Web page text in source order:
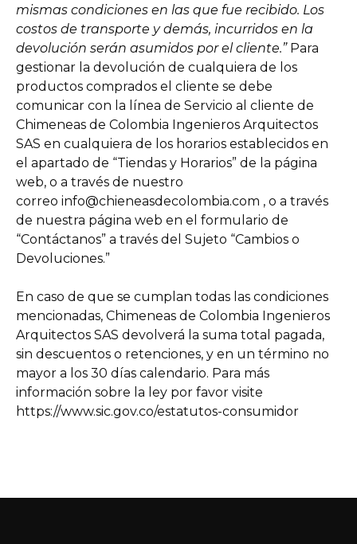
mismas condiciones en las que fue recibido. Los
costos de transporte y demás, incurridos en la
devolución serán asumidos por el cliente.”Para
gestionar la devolución de cualquiera de los
productos comprados el cliente se debe
comunicar con la línea de Servicio al cliente de
Chimeneas de Colombia Ingenieros Arquitectos
SAS en cualquiera de los horarios establecidos en
el apartado de “Tiendas y Horarios” de la página
web, o a través de nuestro
correo info@chieneasdecolombia.com , o a través
de nuestra página web en el formulario de
“Contáctanos” a través del Sujeto “Cambios o
Devoluciones.”
En caso de que se cumplan todas las condiciones
mencionadas, Chimeneas de Colombia Ingenieros
Arquitectos SAS devolverá la suma total pagada,
sin descuentos o retenciones, y en un término no
mayor a los 30 días calendario. Para más
información sobre la ley por favor visite
https://www.sic.gov.co/estatutos-consumidor